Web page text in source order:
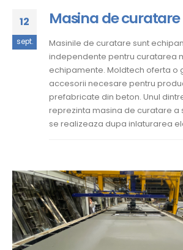
12
sept.
Masina de curatare
Masinile de curatare sunt
independente pentru curatarea
echipamente. Moldtech oferta o
accesorii necesare pentru
prefabricate din beton. Unul
reprezinta masina de curatare a
se realizeaza dupa inlaturarea